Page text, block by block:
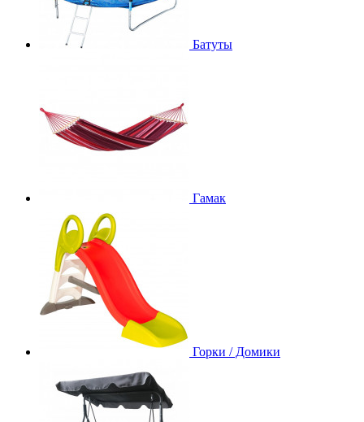
Батуты
Гамак
Горки / Домики